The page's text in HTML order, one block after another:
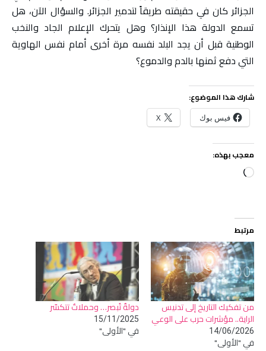
الجزائر كان في حقيقته طريقاً لتدمير الجزائر. والسؤال الآن، هل
تسمع الدولة هذا الإنذار؟ وهل يتحرك الإعلام الجاد والنخب
الوطنية قبل أن يجد البلد نفسه مرة أخرى أمام نفس الهاوية
التي دفع ثمنها بالدم والدموع؟
شارك هذا الموضوع:
فيس بوك X
معجب بهذه:
جاري
مرتبط
من تفكيك التاريخ إلى تدنيس
الراية.. مؤشرات حرب على الوعي
14/06/2026
في "الأولى"
دولةٌ تُبصر… وحملاتٌ تتكسّر
15/11/2025
في "الأولى"